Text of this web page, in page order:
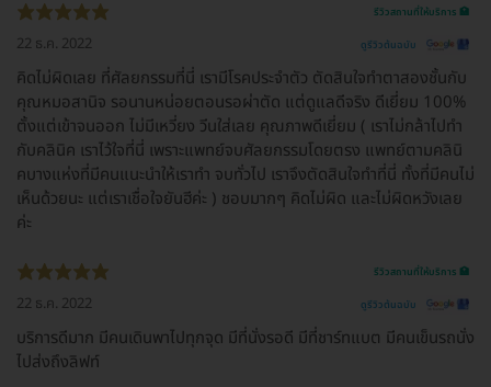
รีวิวสถานที่ให้บริการ 🏥
22 ธ.ค. 2022 ดูรีวิวต้นฉบับ
คิดไม่ผิดเลย ที่ศัลยกรรมที่นี่ เรามีโรคประจำตัว ตัดสินใจทำตาสองชั้นกับ
คุณหมอสานิจ รอนานหน่อยตอนรอผ่าตัด แต่ดูแลดีจริง ดีเยี่ยม 100%
ตั้งแต่เข้าจนออก ไม่มีเหวี่ยง วีนใส่เลย คุณภาพดีเยี่ยม ( เราไม่กล้าไปทำ
กับคลินิค เราไว้ใจที่นี่ เพราะแพทย์จบศัลยกรรมโดยตรง แพทย์ตามคลินิ
คบางแห่งที่มีคนแนะนำให้เราทำ จบทั่วไป เราจึงตัดสินใจทำที่นี่ ทั้งที่มีคนไม่
เห็นด้วยนะ แต่เราเชื่อใจยันฮีค่ะ ) ชอบมากๆ คิดไม่ผิด และไม่ผิดหวังเลย
ค่ะ
รีวิวสถานที่ให้บริการ 🏥
22 ธ.ค. 2022 ดูรีวิวต้นฉบับ
บริการดีมาก มีคนเดินพาไปทุกจุด มีที่นั่งรอดี มีที่ชาร์ทแบต มีคนเข็นรถนั่ง
ไปส่งถึงลิฟท์